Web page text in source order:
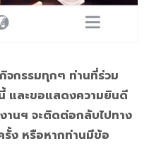
กรรมทุกๆ ท่านที่ร่วม
และขอแสดงความยินดี
นฯ จะติดต่อกลับไปทาง
ง หรือหากท่านมีข้อ